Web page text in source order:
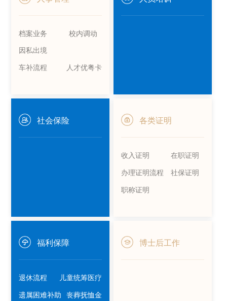
档案业务 校内调动
因私出境
车补流程 人才优粤卡
社会保险 各类证明
收入证明 在职证明
办理证明流程 社保证明
职称证明
福利保障
退休流程 儿童统筹医疗
遗属困难补助 丧葬抚恤金
博士后工作